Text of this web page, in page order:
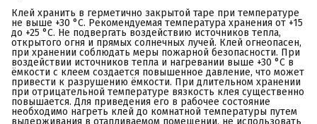
Клей хранить в герметично закрытой таре при температуре
не выше +30 °С. Рекомендуемая температура хранения от +15
до +25 °С. Не подвергать воздействию источников тепла,
открытого огня и прямых солнечных лучей. Клей огнеопасен,
при хранении соблюдать меры пожарной безопасности. При
воздействии источников тепла и нагревании выше +30 °С в
ёмкости с клеем создается повышенное давление, что может
привести к разрушению ёмкости. При длительном хранении
при отрицательной температуре вязкость клея существенно
повышается. Для приведения его в рабочее состояние
необходимо нагреть клей до комнатной температуры путем
выдерживания в отапливаемом помещении, не использовать